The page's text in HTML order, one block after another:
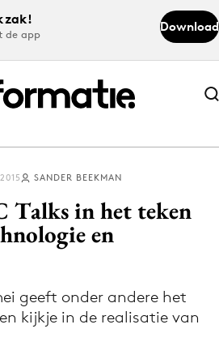
de app
Download
Abonneer nu
Abonneer nu
Download de app
via de Adformatie
app
SANDER BEEKMAN
Talks in het teken
en
geeft onder andere het
kijkje in de realisatie van